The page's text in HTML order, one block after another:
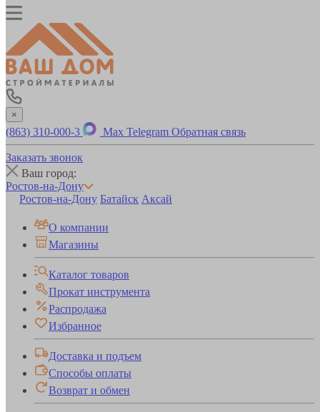
×
(863) 310-000-3 Max Telegram Обратная связь
Заказать звонок
Ваш город:
Ростов-на-Дону
Ростов-на-Дону Батайск Аксай
О компании
Магазины
Каталог товаров
Прокат инструмента
Распродажа
Избранное
Доставка и подъем
Способы оплаты
Возврат и обмен